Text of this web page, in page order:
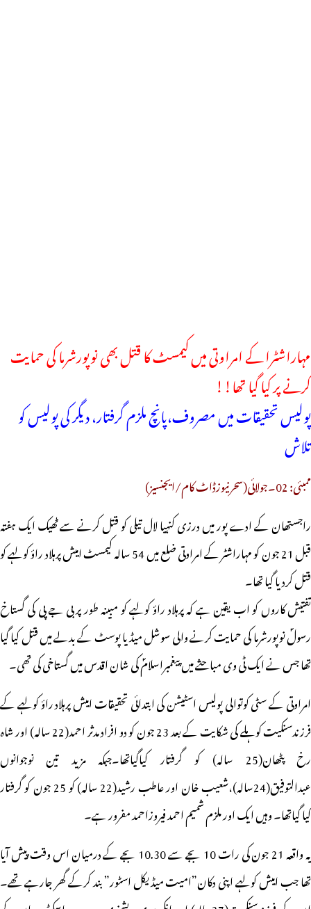
مہاراشٹرا کے امراوتی میں کیمسٹ کا قتل بھی نوپورشرما کی حمایت
کرنے پر کیا گیا تھا!!
پولیس تحقیقات میں مصروف،پانچ ملزم گرفتار، دیگر کی پولیس کو
تلاش
ممبئی: 02۔جولائی(سحرنیوزڈاٹ کام/ایجنسیز)
راجستھان کے ادے پور میں درزی کنہیا لال تیلی کو قتل کرنے سے ٹھیک ایک ہفتہ
قبل 21 جون کو مہاراشٹر کے امراوتی ضلع میں 54 سالہ کیمسٹ امیش پرہلاد راؤ کولہے کو
قتل کردیا گیا تھا۔
تفتیش کاروں کو اب یقین ہے کہ پرہلاد راؤ کولہے کو مبینہ طور پر بی جے پی کی گستاخ
رسولؐ نوپورشرما کی حمایت کرنے والی سوشل میڈیا پوسٹ کے بدلے میں قتل کیا گیا
تھا جس نے ایک ٹی وی مباحثے میں پیغمبراسلامؐ کی شان اقدس میں گستاخی کی تھی۔
امراوتی کے سٹی کوتوالی پولیس اسٹیشن کی ابتدائی تحقیقات امیش پرہلاد راؤ کولہے کے
فرزندسنکیت کوہلے کی شکایت کے بعد 23 جون کو دو افراد مدثر احمد(22 سالہ) اور شاہ
رخ پٹھان(25 سالہ) کو گرفتار کیاگیاتھا۔جبکہ مزید تین نوجوانوں
عبدالتوفیق(24سالہ)،شعیب خان اور عاطب رشید(22 سالہ) کو 25 جون کو گرفتار
کیا گیاتھا۔ وہیں ایک اور ملزم شمیم احمد فیروزاحمد مفرور ہے۔
یہ واقعہ 21 جون کی رات 10 بجے سے 10.30 بجے کے درمیان اس وقت پیش آیا
تھا جب امیش کولہے اپنی دکان”امیت میڈیکل اسٹور” بند کرکے گھر جارہے تھے۔